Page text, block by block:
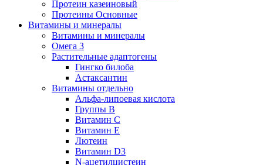
Протеин казеиновый
Протеины Основные
Витамины и минералы
Витамины и минералы
Омега 3
Растительные адаптогены
Гингко билоба
Астаксантин
Витамины отдельно
Альфа-липоевая кислота
Группы B
Витамин С
Витамин Е
Лютеин
Витамин D3
N-ацетилцистеин